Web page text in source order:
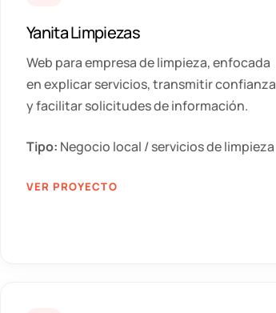
Yanita Limpiezas
Web para empresa de limpieza, enfocada
en explicar servicios, transmitir confianza
y facilitar solicitudes de información.
Tipo: Negocio local / servicios de limpieza
VER PROYECTO